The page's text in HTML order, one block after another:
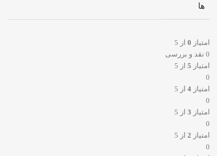
ها
امتیاز 0 از 5
0 نقد و بررسی
امتیاز 5 از 5
0
امتیاز 4 از 5
0
امتیاز 3 از 5
0
امتیاز 2 از 5
0